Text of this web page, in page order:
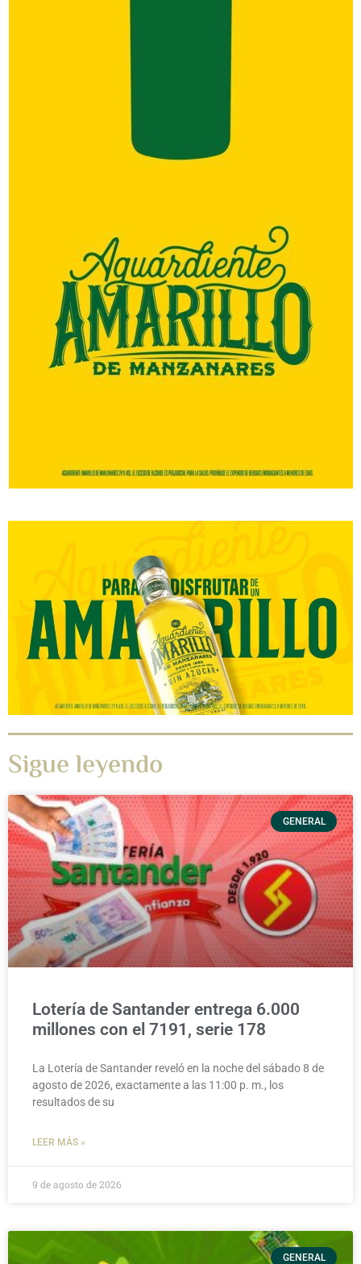
Sigue leyendo
GENERAL
Lotería de Santander entrega 6.000
millones con el 7191, serie 178
La Lotería de Santander reveló en la noche del sábado 8 de
agosto de 2026, exactamente a las 11:00 p. m., los
resultados de su
LEER MÁS »
9 de agosto de 2026
GENERAL